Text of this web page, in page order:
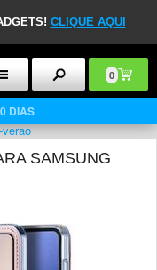
CLIQUE AQUI
0
DIAS
SAMSUNG